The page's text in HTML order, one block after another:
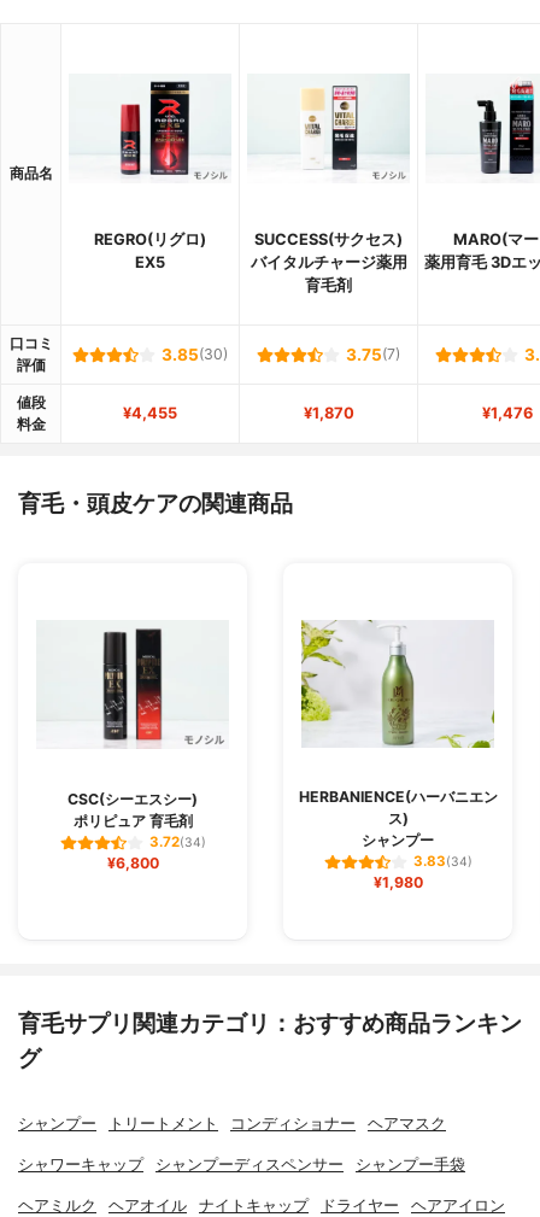
商品名
REGRO(リグロ)
EX5
SUCCESS(サクセス)
バイタルチャージ薬用
育毛剤
MARO(マ
薬用育毛 3Dエ
口コミ
評価
3.85(30) 3.75(7)
値段
料金
¥4,455 ¥1,870 ¥1,476
育毛・頭皮ケアの関連商品
CSC(シーエスシー)
ポリピュア 育毛剤
3.72(34)
¥6,800
HERBANIENCE(ハーバニエン
ス)
シャンプー
3.83(34)
¥1,980
育毛サプリ関連カテゴリ：おすすめ商品ランキン
グ
シャンプー トリートメント コンディショナー ヘアマスク
シャワーキャップ シャンプーディスペンサー シャンプー手袋
ヘアミルク ヘアオイル ナイトキャップ ドライヤー ヘアアイロン